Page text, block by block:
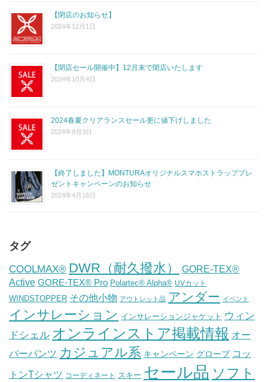
【閉店のお知らせ】
2024年12月1日
【閉店セール開催中】12月末で閉店いたします
2024年10月4日
2024春夏クリアランスセール更に値下げしました
2024年8月3日
【終了しました】MONTURAオリジナルスマホストラッププレ
ゼントキャンペーンのお知らせ
2024年4月16日
タグ
COOLMAX® DWR（耐久撥水）
GORE-TEX®
Active GORE-TEX® Pro Polartec® Alpha® UVカット
WINDSTOPPER その他小物 アウトレット品 アンダー イベント
インサレーション インサレーションジャケット ウィン
ドシェル オンラインストア掲載情報 オー
バーパンツ カジュアル系 キャンペーン グローブ コッ
トンTシャツ コーディネート スキー セール品 ソフト